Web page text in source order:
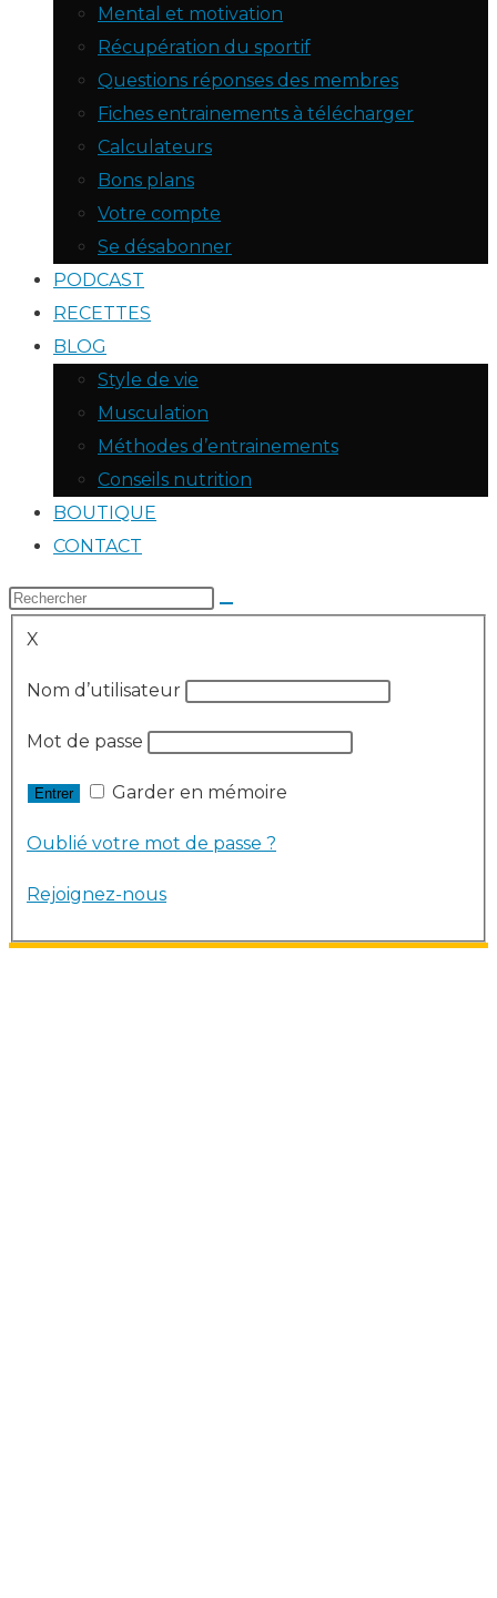
Mental et motivation
Récupération du sportif
Questions réponses des membres
Fiches entrainements à télécharger
Calculateurs
Bons plans
Votre compte
Se désabonner
PODCAST
RECETTES
BLOG
Style de vie
Musculation
Méthodes d’entrainements
Conseils nutrition
BOUTIQUE
CONTACT
X
Nom d’utilisateur
Mot de passe
Garder en mémoire
Oublié votre mot de passe ?
Rejoignez-nous